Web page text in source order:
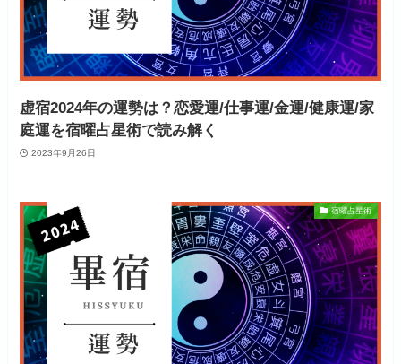
虚宿2024年の運勢は？恋愛運/仕事運/金運/健康運/家
庭運を宿曜占星術で読み解く
2023年9月26日
宿曜占星術